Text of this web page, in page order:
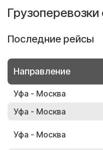
Последние рейсы
Направление
Уфа - Москва
Уфа - Москва
Уфа - Москва